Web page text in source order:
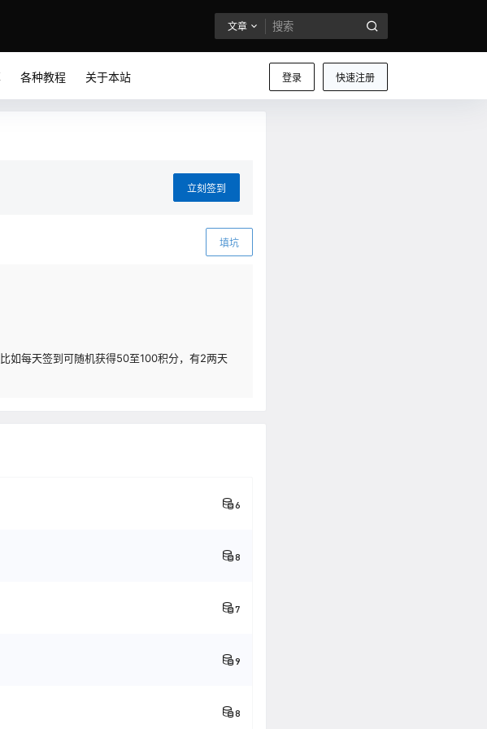
文章
登录 快速注册
各种教程 关于本站
立刻签到
填坑
如每天签到可随机获得50至100积分，有2两天
6
8
7
9
8